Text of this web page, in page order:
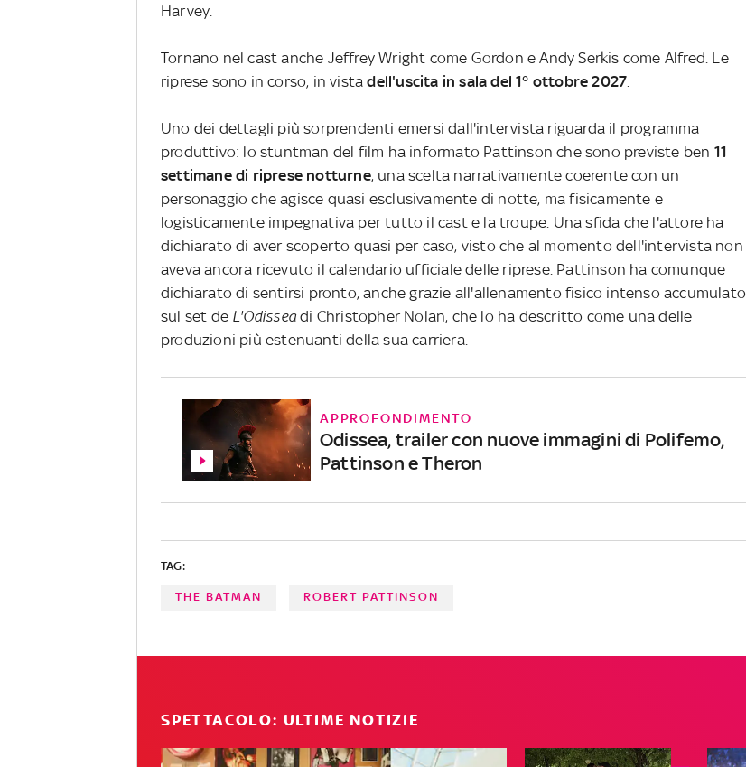
Harvey.
Tornano nel cast anche Jeffrey Wright come Gordon e Andy Serkis come Alfred. Le
riprese sono in corso, in vistadell'uscita in sala del 1° ottobre 2027
Uno dei dettagli più sorprendenti emersi dall'intervista riguarda il programma
produttivo: lo stuntman del film ha informato Pattinson che sono previste ben 11
settimane di riprese notturne, una scelta narrativamente coerente con un
personaggio che agisce quasi esclusivamente di notte, ma fisicamente e
logisticamente impegnativa per tutto il cast e la troupe. Una sfida che l'attore ha
dichiarato di aver scoperto quasi per caso, visto che al momento dell'intervista non
aveva ancora ricevuto il calendario ufficiale delle riprese. Pattinson ha comunque
dichiarato di sentirsi pronto, anche grazie all'allenamento fisico intenso accumulato
sul set de L'Odisseadi Christopher Nolan, che lo ha descritto come una delle
produzioni più estenuanti della sua carriera.
APPROFONDIMENTO
Odissea, trailer con nuove immagini di Polifemo,
Pattinson e Theron
TAG:
THE BATMAN ROBERT PATTINSON
SPETTACOLO: ULTIME NOTIZIE